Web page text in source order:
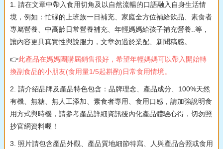
1. 請在文章中帶入食用切角及以自然流暢的口語融入自身生活情
境，例如：忙碌的上班族一日補充、家庭全方位補給飲品、素食者
專屬營養、中高齡日常營養補充、年輕媽媽給孩子補充營養..等，
讓內容更具真實性與說服力，文章勿過於業配、新聞稿感。
👉此產品在媽媽團購屆銷售很好，希望年輕媽媽可以帶入開始轉
換副食品的小朋友(食用量1/5起斟酌)日常食用情境。
2. 請介紹品牌及產品特色包含：品牌理念、產品成分、100%天然
有機、無糖、無人工添加、素食者專用、食用口感，請加強說明食
用方式與時機，請參考產品詳細資訊後內化產品體驗心得，切勿照
抄官網資料喔！
3. 照片請包含產品外觀、產品質地細節特寫、人與產品合照或食用